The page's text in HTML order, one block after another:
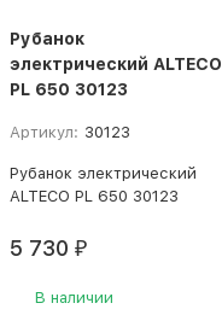
Рубанок
электрический ALTECO
PL 650 30123
Артикул: 30123
Рубанок электрический
ALTECO PL 650 30123
5 730 ₽
В наличии